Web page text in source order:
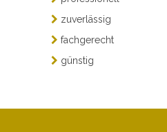
zuverlässig
fachgerecht
günstig